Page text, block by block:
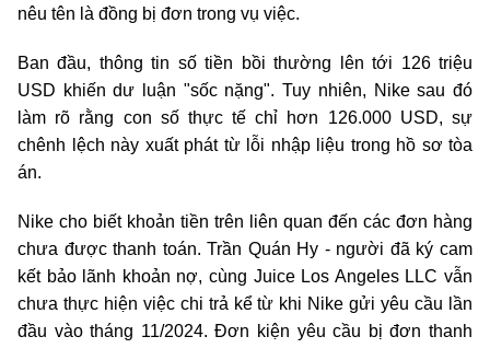
nêu tên là đồng bị đơn trong vụ việc.
Ban đầu, thông tin số tiền bồi thường lên tới 126 triệu
USD khiến dư luận "sốc nặng". Tuy nhiên, Nike sau đó
làm rõ rằng con số thực tế chỉ hơn 126.000 USD, sự
chênh lệch này xuất phát từ lỗi nhập liệu trong hồ sơ tòa
án.
Nike cho biết khoản tiền trên liên quan đến các đơn hàng
chưa được thanh toán. Trần Quán Hy - người đã ký cam
kết bảo lãnh khoản nợ, cùng Juice Los Angeles LLC vẫn
chưa thực hiện việc chi trả kể từ khi Nike gửi yêu cầu lần
đầu vào tháng 11/2024. Đơn kiện yêu cầu bị đơn thanh